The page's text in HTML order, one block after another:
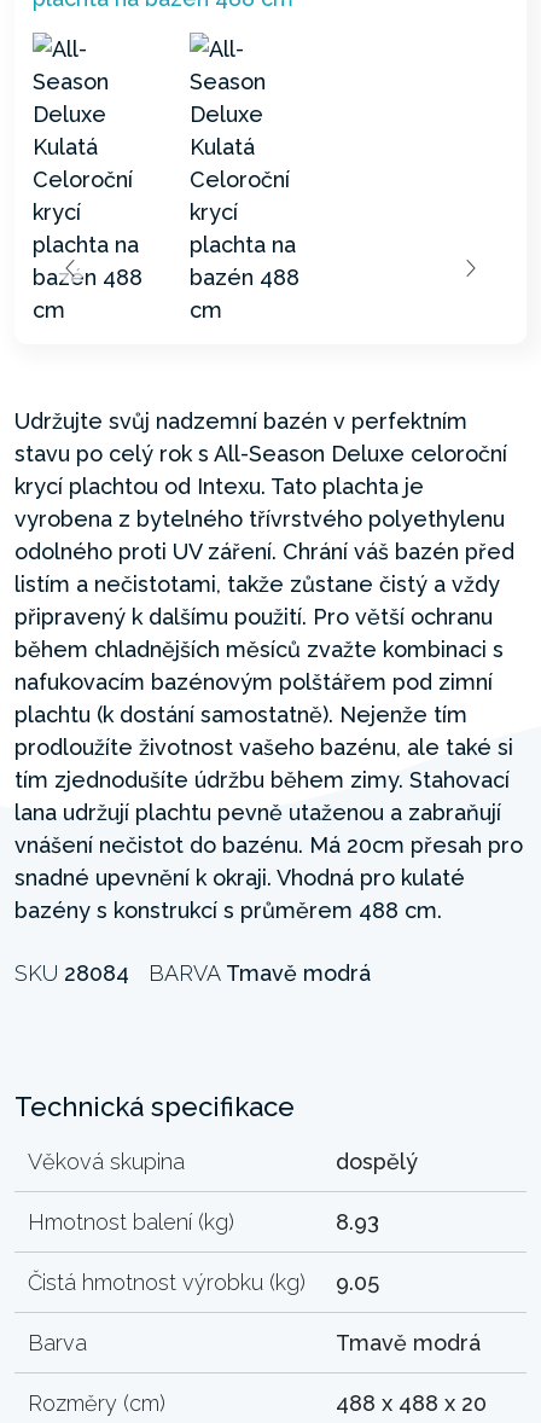
Udržujte svůj nadzemní bazén v perfektním
stavu po celý rok s All-Season Deluxe celoroční
krycí plachtou od Intexu. Tato plachta je
vyrobena z bytelného třívrstvého polyethylenu
odolného proti UV záření. Chrání váš bazén před
listím a nečistotami, takže zůstane čistý a vždy
připravený k dalšímu použití. Pro větší ochranu
během chladnějších měsíců zvažte kombinaci s
nafukovacím bazénovým polštářem pod zimní
plachtu (k dostání samostatně). Nejenže tím
prodloužíte životnost vašeho bazénu, ale také si
tím zjednodušíte údržbu během zimy. Stahovací
lana udržují plachtu pevně utaženou a zabraňují
vnášení nečistot do bazénu. Má 20cm přesah pro
snadné upevnění k okraji. Vhodná pro kulaté
bazény s konstrukcí s průměrem 488 cm.
SKU 28084 BARVA Tmavě modrá
Technická specifikace
Věková skupina dospělý
Hmotnost balení (kg) 8.93
Čistá hmotnost výrobku (kg) 9.05
Barva Tmavě modrá
Rozměry (cm) 488 x 488 x 20